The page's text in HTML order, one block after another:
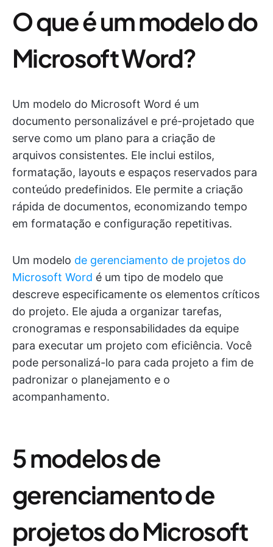
O que é um modelo do
Microsoft Word?
Um modelo do Microsoft Word é um
documento personalizável e pré-projetado que
serve como um plano para a criação de
arquivos consistentes. Ele inclui estilos,
formatação, layouts e espaços reservados para
conteúdo predefinidos. Ele permite a criação
rápida de documentos, economizando tempo
em formatação e configuração repetitivas.
Um modelo de gerenciamento de projetos do
Microsoft Word é um tipo de modelo que
descreve especificamente os elementos críticos
do projeto. Ele ajuda a organizar tarefas,
cronogramas e responsabilidades da equipe
para executar um projeto com eficiência. Você
pode personalizá-lo para cada projeto a fim de
padronizar o planejamento e o
acompanhamento.
5 modelos de
gerenciamento de
projetos do Microsoft